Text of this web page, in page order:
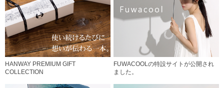
HANWAY PREMIUM GIFT
COLLECTION
FUWACOOLの特設サイトが公開され
ました。